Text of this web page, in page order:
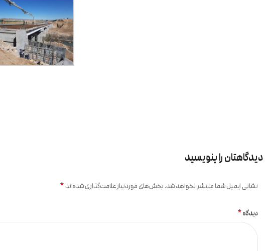
دیدگاهتان را بنویسید
نشانی ایمیل شما منتشر نخواهد شد.بخش‌های موردنیاز علامت‌گذاری شده‌اند*
دیدگاه*